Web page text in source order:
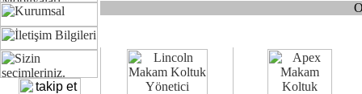
Ofisinizin dekorasyonunda ergonomi ve kaliteye önem
Çünkü sitemizde bulunan seçkin bürosit, goldsit ve modern
Size yakışan ofis koltuk tasarımına gelin birlikte karar verelim.
Kalite ve ergonomiyi arıyanların tercihi...Yılmaz Büro Mobilya